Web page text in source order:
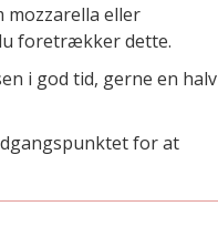
mozzarella eller
foretrækker dette.
i god tid, gerne en halv
for at